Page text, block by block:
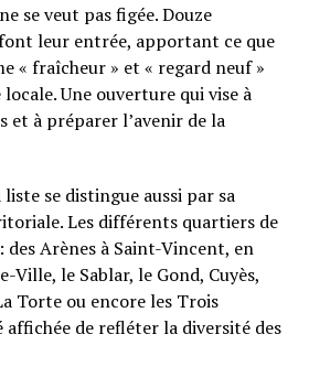
se veut pas figée. Douze
leur entrée, apportant ce que
« fraîcheur » et « regard neuf »
Une ouverture qui vise à
et à préparer l’avenir de la
se distingue aussi par sa
Les différents quartiers de
Arènes à Saint-Vincent, en
Ville, le Sablar, le Gond, Cuyès,
Torte ou encore les Trois
affichée de refléter la diversité des